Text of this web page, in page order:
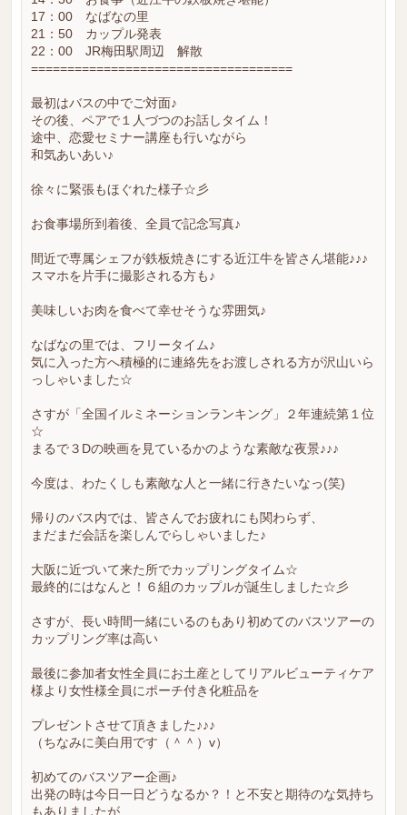
17：00 なばなの里
21：50 カップル発表
22：00 JR梅田駅周辺 解散
====================================
最初はバスの中でご対面♪
その後、ペアで１人づつのお話しタイム！
途中、恋愛セミナー講座も行いながら
和気あいあい♪
徐々に緊張もほぐれた様子☆彡
お食事場所到着後、全員で記念写真♪
間近で専属シェフが鉄板焼きにする近江牛を皆さん堪能♪♪♪
スマホを片手に撮影される方も♪
美味しいお肉を食べて幸せそうな雰囲気♪
なばなの里では、フリータイム♪
気に入った方へ積極的に連絡先をお渡しされる方が沢山いら
っしゃいました☆
さすが「全国イルミネーションランキング」２年連続第１位
☆
まるで３Dの映画を見ているかのような素敵な夜景♪♪♪
今度は、わたくしも素敵な人と一緒に行きたいなっ(笑)
帰りのバス内では、皆さんでお疲れにも関わらず、
まだまだ会話を楽しんでらしゃいました♪
大阪に近づいて来た所でカップリングタイム☆
最終的にはなんと！６組のカップルが誕生しました☆彡
さすが、長い時間一緒にいるのもあり初めてのバスツアーの
カップリング率は高い
最後に参加者女性全員にお土産としてリアルビューティケア
様より女性様全員にポーチ付き化粧品を
プレゼントさせて頂きました♪♪♪
（ちなみに美白用です（＾＾）v）
初めてのバスツアー企画♪
出発の時は今日一日どうなるか？！と不安と期待のな気持ち
もありましたが